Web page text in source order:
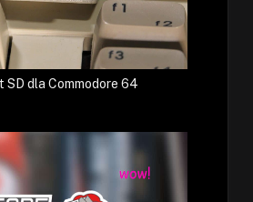
dla Commodore 64